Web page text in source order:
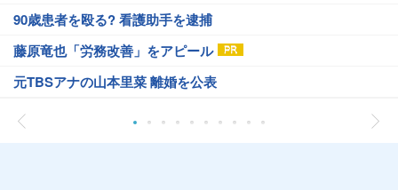
90歳患者を殴る? 看護助手を逮捕
藤原竜也「労務改善」をアピール
元TBSアナの山本里菜 離婚を公表